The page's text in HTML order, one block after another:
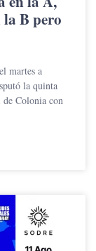
B pero
martes a
la quinta
Colonia con